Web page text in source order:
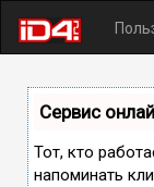
Сервис
Тот, кто
напоминать